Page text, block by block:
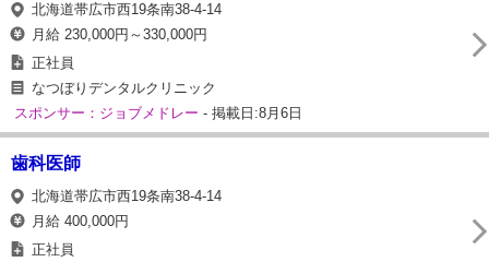
北海道帯広市西19条南38-4-14
月給 230,000円～330,000円
正社員
なつぼりデンタルクリニック
スポンサー：ジョブメドレー - 掲載日:8月6日
歯科医師
北海道帯広市西19条南38-4-14
月給 400,000円
正社員